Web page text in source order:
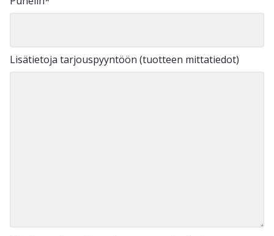
Lisätietoja tarjouspyyntöön (tuotteen mittatiedot)